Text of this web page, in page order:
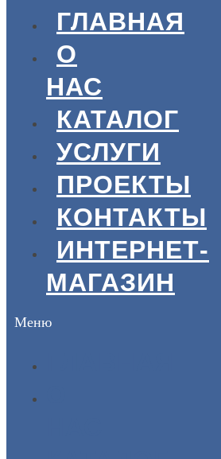
ГЛАВНАЯ
О
НАС
КАТАЛОГ
УСЛУГИ
ПРОЕКТЫ
КОНТАКТЫ
ИНТЕРНЕТ-
МАГАЗИН
Меню